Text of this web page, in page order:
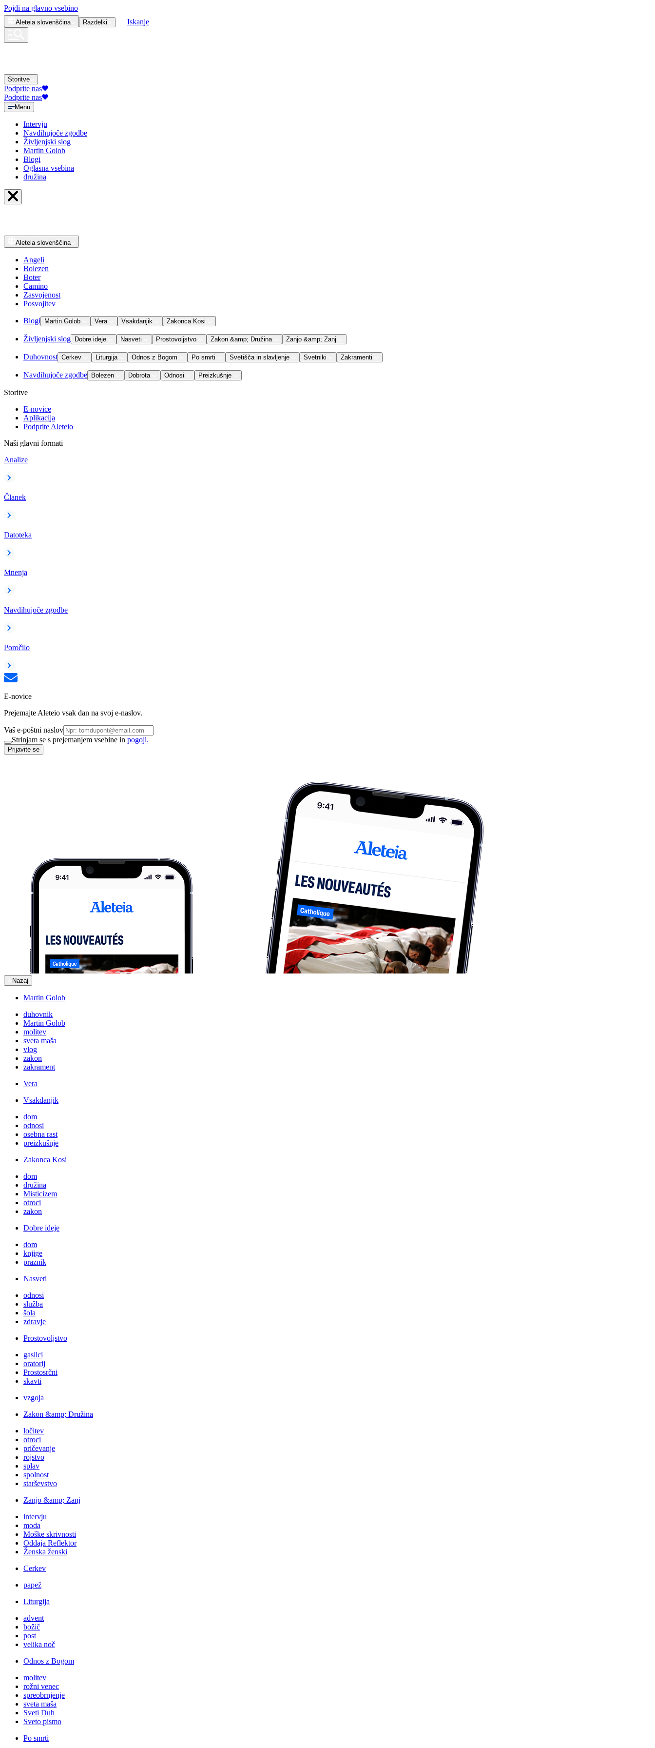
Pojdi na glavno vsebino
Aleteia slovenščina Razdelki Iskanje
Storitve
Podprite nas
Podprite nas
Menu
Intervju
Navdihujoče zgodbe
Življenjski slog
Martin Golob
Blogi
Oglasna vsebina
družina
Aleteia slovenščina
Angeli
Bolezen
Boter
Camino
Zasvojenost
Posvojitev
Blogi Martin Golob Vera Vsakdanjik Zakonca Kosi
Življenjski slog Dobre ideje Nasveti Prostovoljstvo Zakon &amp; Družina Zanjo &amp; Zanj
Duhovnost Cerkev Liturgija Odnos z Bogom Po smrti Svetišča in slavljenje Svetniki Zakramenti
Navdihujoče zgodbe Bolezen Dobrota Odnosi Preizkušnje
Storitve
E-novice
Aplikacija
Podprite Aleteio
Naši glavni formati
Analize
Članek
Datoteka
Mnenja
Navdihujoče zgodbe
Poročilo
E-novice
Prejemajte Aleteio vsak dan na svoj e-naslov.
Vaš e-poštni naslov
Strinjam se s prejemanjem vsebine in pogoji.
Prijavite se
Nazaj
Martin Golob
duhovnik
Martin Golob
molitev
sveta maša
vlog
zakon
zakrament
Vera
Vsakdanjik
dom
odnosi
osebna rast
preizkušnje
Zakonca Kosi
dom
družina
Misticizem
otroci
zakon
Dobre ideje
dom
knjige
praznik
Nasveti
odnosi
služba
šola
zdravje
Prostovoljstvo
gasilci
oratorij
Prostosrčni
skavti
vzgoja
Zakon &amp; Družina
ločitev
otroci
pričevanje
rojstvo
splav
spolnost
starševstvo
Zanjo &amp; Zanj
intervju
moda
Moške skrivnosti
Oddaja Reflektor
Ženska ženski
Cerkev
papež
Liturgija
advent
božič
post
velika noč
Odnos z Bogom
molitev
rožni venec
spreobrnjenje
sveta maša
Sveti Duh
Sveto pismo
Po smrti